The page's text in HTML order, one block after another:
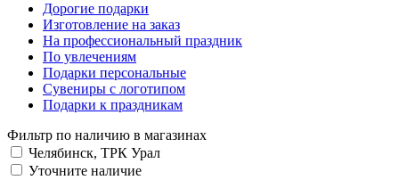
Дорогие подарки
Изготовление на заказ
На профессиональный праздник
По увлечениям
Подарки персональные
Сувениры с логотипом
Подарки к праздникам
Фильтр по наличию в магазинах
Челябинск, ТРК Урал
Уточните наличие